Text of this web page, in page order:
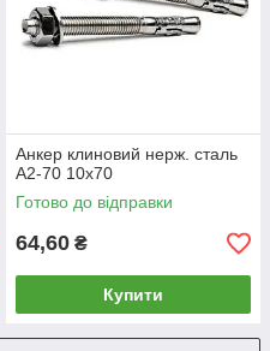
Анкер клиновий нерж. сталь
А2-70 10х70
Готово до відправки
64,60 ₴
Купити